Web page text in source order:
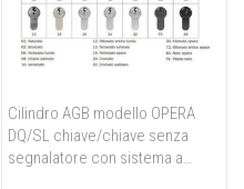
Cilindro AGB modello OPERA
DQ/SL chiave/chiave senza
segnalatore con sistema a